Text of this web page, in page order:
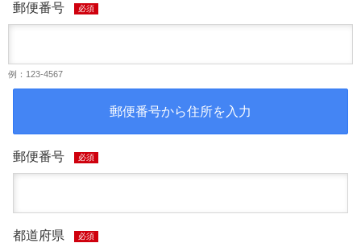
郵便番号 必須
例：123-4567
郵便番号から住所を入力
郵便番号 必須
都道府県 必須